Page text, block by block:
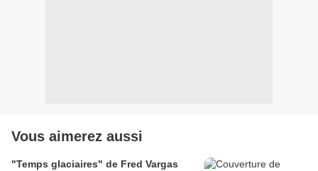
Vous aimerez aussi
"Temps glaciaires" de Fred Vargas